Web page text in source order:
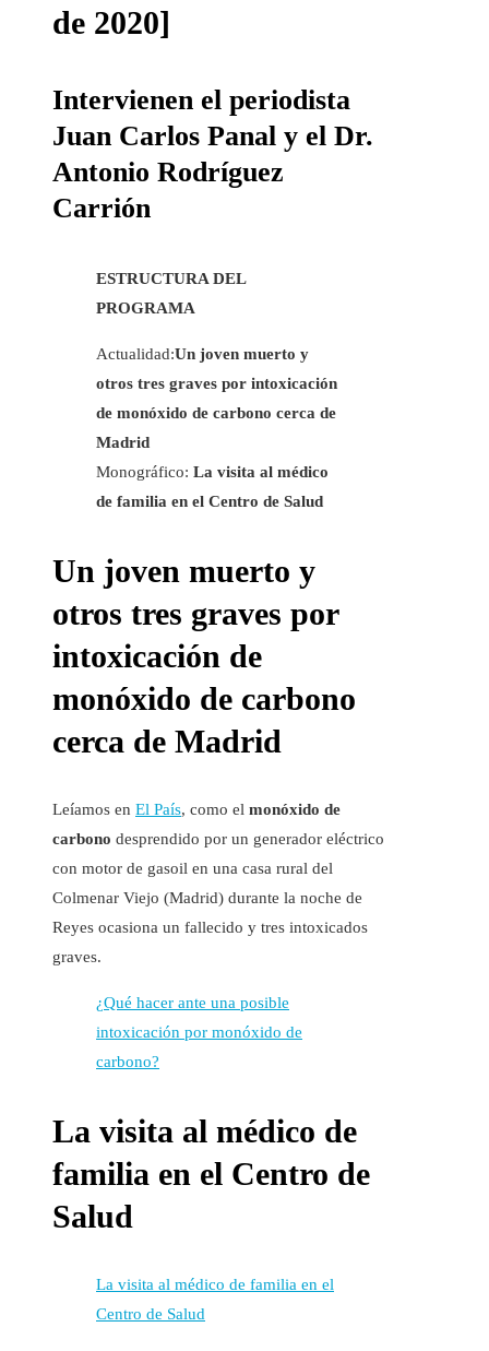
de 2020]
Intervienen el periodista
Juan Carlos Panal y el Dr.
Antonio Rodríguez
Carrión
ESTRUCTURA DEL
PROGRAMA
Actualidad:Un joven muerto y
otros tres graves por intoxicación
de monóxido de carbono cerca de
Madrid
Monográfico: La visita al médico
de familia en el Centro de Salud
Un joven muerto y
otros tres graves por
intoxicación de
monóxido de carbono
cerca de Madrid
Leíamos en El País, como el monóxido de
carbono desprendido por un generador eléctrico
con motor de gasoil en una casa rural del
Colmenar Viejo (Madrid) durante la noche de
Reyes ocasiona un fallecido y tres intoxicados
graves.
¿Qué hacer ante una posible
intoxicación por monóxido de
carbono?
La visita al médico de
familia en el Centro de
Salud
La visita al médico de familia en el
Centro de Salud